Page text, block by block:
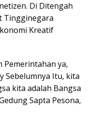
Di Ditengah
Tingginegara
Kreatif
Pemerintahan ya,
Sebelumnya Itu, kita
kita adalah Bangsa
Sapta Pesona,